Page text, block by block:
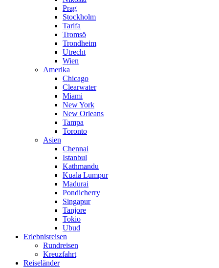
Prag
Stockholm
Tarifa
Tromsö
Trondheim
Utrecht
Wien
Amerika
Chicago
Clearwater
Miami
New York
New Orleans
Tampa
Toronto
Asien
Chennai
Istanbul
Kathmandu
Kuala Lumpur
Madurai
Pondicherry
Singapur
Tanjore
Tokio
Ubud
Erlebnisreisen
Rundreisen
Kreuzfahrt
Reiseländer